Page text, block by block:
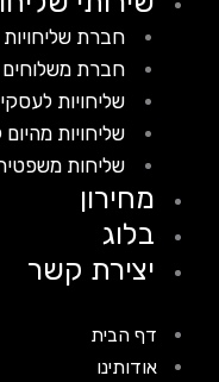
חברת שליחויות
חברת משלוחים
שליחויות לעסקים
שליחויות מהיום להיום
שליחות משפטית
מחירון
בלוג
יצירת קשר
דף הבית
אודותינו